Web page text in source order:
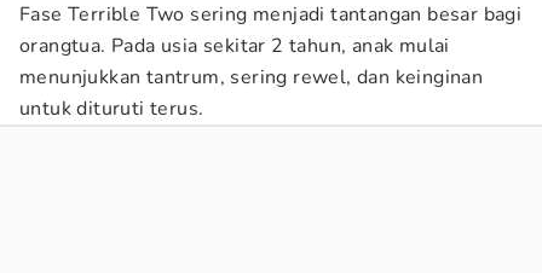
Fase Terrible Two sering menjadi tantangan besar bagi
orangtua. Pada usia sekitar 2 tahun, anak mulai
menunjukkan tantrum, sering rewel, dan keinginan
untuk dituruti terus.